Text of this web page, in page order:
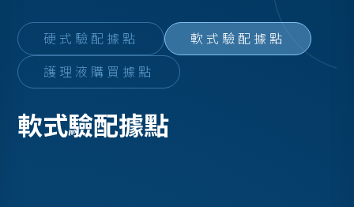
硬式驗配據點 軟式驗配據點
護理液購買據點
軟式驗配據點